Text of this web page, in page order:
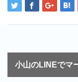
小山のLINEでマ